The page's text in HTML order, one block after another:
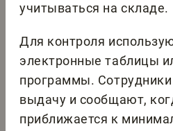
учитываться на складе.
Для контроля
электронные таблицы
программы.
выдачу и сообщают,
приближается к